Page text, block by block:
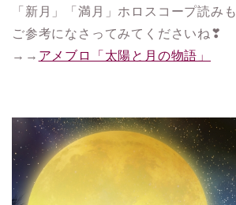
「新月」「満月」ホロスコープ読みも
ご参考になさってみてくださいね❣
→→ アメブロ「太陽と月の物語」